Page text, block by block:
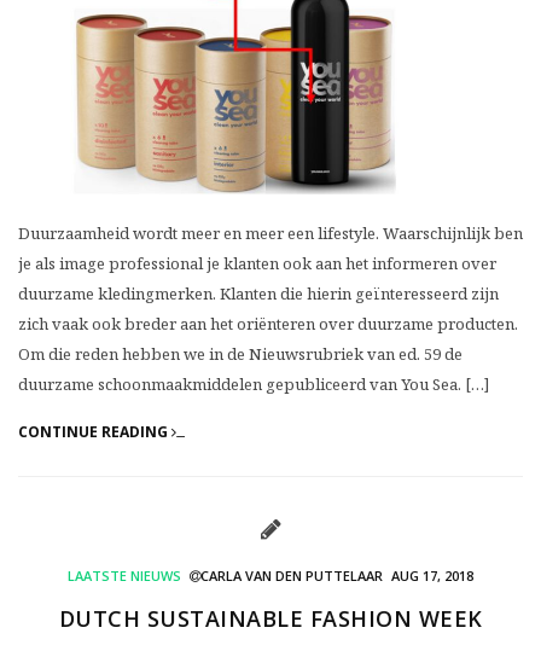
Duurzaamheid wordt meer en meer een lifestyle. Waarschijnlijk ben
je als image professional je klanten ook aan het informeren over
duurzame kledingmerken. Klanten die hierin geïnteresseerd zijn
zich vaak ook breder aan het oriënteren over duurzame producten.
Om die reden hebben we in de Nieuwsrubriek van ed. 59 de
duurzame schoonmaakmiddelen gepubliceerd van You Sea. […]
CONTINUE READING
LAATSTE NIEUWS CARLA VAN DEN PUTTELAAR AUG 17, 2018
DUTCH SUSTAINABLE FASHION WEEK